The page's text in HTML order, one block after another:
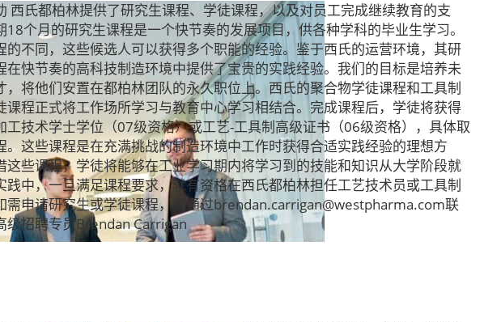
西氏都柏林提供了研究生课程、学徒课程，以及对员工完成继续教育的支
18个月的研究生课程是一个快节奏的发展项目，供各种学科的毕业生学习。
的不同，这些候选人可以获得多个职能的经验。鉴于西氏的运营环境，其研
在快节奏的高科技制造环境中提供了宝贵的实践经验。我们的目标是培养未
，将他们安置在都柏林团队的永久职位上。西氏的聚合物学徒课程和工具制
课程正式将工作场所学习与教育中心学习相结合。完成课程后，学徒将获得
工技术学士学位（07级资格）或工艺-工具制高级证书（06级资格），具体取
。这些课程是在充满挑战的制造环境中工作时获得合适实践经验的理想方
这些课程，学徒将能够在工业学习期内将学习到的技能和知识从大学阶段就
践中，一旦满足课程要求，就有资格在西氏都柏林担任工艺技术员或工具制
需申请研究生或学徒课程，请通过brendan.carrigan@westpharma.com联
级招聘专员Brendan Carrigan